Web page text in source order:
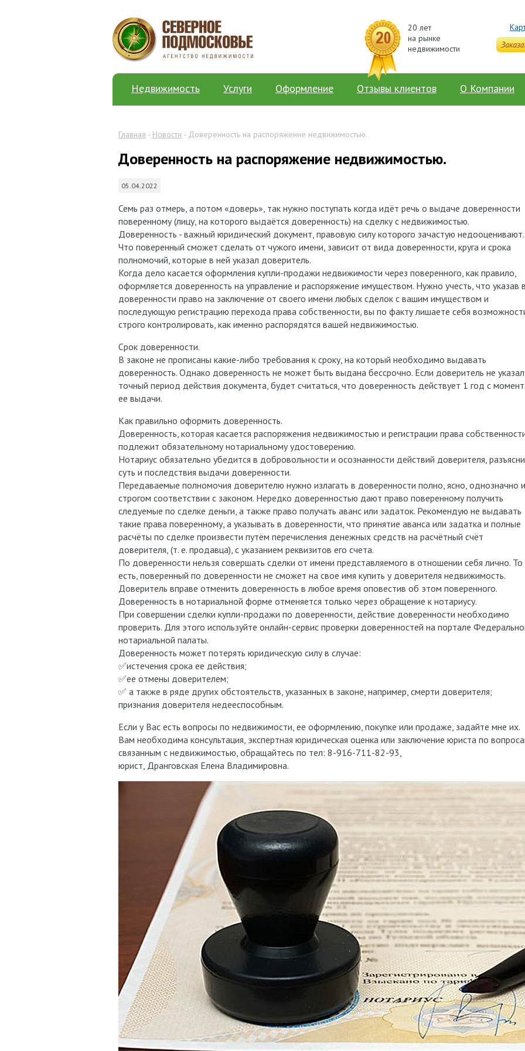
20 лет
на рынке
недвижимости
Недвижимость Услуги Оформление Отзывы клиентов О Компании
Главная - Новости - Доверенность на распоряжение недвижимостью.
Доверенность на распоряжение недвижимостью.
05.04.2022
Семь раз отмерь, а потом «доверь», так нужно поступать когда идёт речь о выдаче доверенности
поверенному (лицу, на которого выдаётся доверенность) на сделку с недвижимостью.
Доверенность - важный юридический документ, правовую силу которого зачастую недооценивают.
Что поверенный сможет сделать от чужого имени, зависит от вида доверенности, круга и срока
полномочий, которые в ней указал доверитель.
Когда дело касается оформления купли-продажи недвижимости через поверенного, как правило,
оформляется доверенность на управление и распоряжение имуществом. Нужно учесть, что указав
доверенности право на заключение от своего имени любых сделок с вашим имуществом и
последующую регистрацию перехода права собственности, вы по факту лишаете себя
строго контролировать, как именно распорядятся вашей недвижимостью.
Срок доверенности.
В законе не прописаны какие-либо требования к сроку, на который необходимо выдавать
доверенность. Однако доверенность не может быть выдана бессрочно. Если доверитель не указал
точный период действия документа, будет считаться, что доверенность действует 1 год с
ее выдачи.
Как правильно оформить доверенность.
Доверенность, которая касается распоряжения недвижимостью и регистрации права
подлежит обязательному нотариальному удостоверению.
Нотариус обязательно убедится в добровольности и осознанности действий доверителя,
суть и последствия выдачи доверенности.
Передаваемые полномочия доверителю нужно излагать в доверенности полно, ясно, однозначно
строгом соответствии с законом. Нередко доверенностью дают право поверенному получить
следуемые по сделке деньги, а также право получать аванс или задаток. Рекомендую не выдавать
такие права поверенному, а указывать в доверенности, что принятие аванса или задатка и полные
расчёты по сделке произвести путём перечисления денежных средств на расчётный счёт
доверителя, (т. е. продавца), с указанием реквизитов его счета.
По доверенности нельзя совершать сделки от имени представляемого в отношении себя лично. То
есть, поверенный по доверенности не сможет на свое имя купить у доверителя недвижимость.
Доверитель вправе отменить доверенность в любое время оповестив об этом поверенного.
Доверенность в нотариальной форме отменяется только через обращение к нотариусу.
При совершении сделки купли-продажи по доверенности, действие доверенности необходимо
проверить. Для этого используйте онлайн-сервис проверки доверенностей на портале
нотариальной палаты.
Доверенность может потерять юридическую силу в случае:
✅истечения срока ее действия;
✅ее отмены доверителем;
✅ а также в ряде других обстоятельств, указанных в законе, например, смерти доверителя;
признания доверителя недееспособным.
Если у Вас есть вопросы по недвижимости, ее оформлению, покупке или продаже, задайте мне их.
Вам необходима консультация, экспертная юридическая оценка или заключение юриста по
связанным с недвижимостью, обращайтесь по тел: 8-916-711-82-93,
юрист, Дранговская Елена Владимировна.